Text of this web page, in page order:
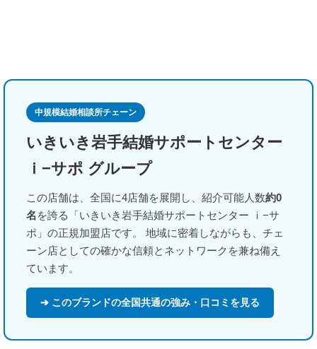
中規模結婚相談所チェーン
いきいき岩手結婚サポートセンター
ｉ−サポ グループ
この店舗は、全国に4店舗を展開し、紹介可能人数約0
名を誇る「いきいき岩手結婚サポートセンター ｉ−サ
ポ」の正規加盟店です。 地域に密着しながらも、チェ
ーン店としての確かな信頼とネットワークを兼ね備え
ています。
➔ このブランドの全国共通の強み・口コミを見る